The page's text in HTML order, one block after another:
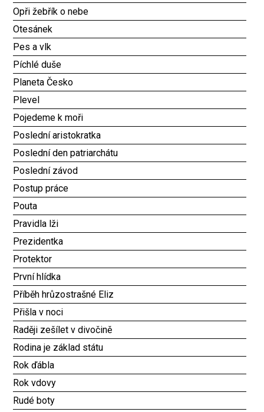
Opři žebřík o nebe
Otesánek
Pes a vlk
Píchlé duše
Planeta Česko
Plevel
Pojedeme k moři
Poslední aristokratka
Poslední den patriarchátu
Poslední závod
Postup práce
Pouta
Pravidla lži
Prezidentka
Protektor
První hlídka
Příběh hrůzostrašné Eliz
Přišla v noci
Raději zešílet v divočině
Rodina je základ státu
Rok ďábla
Rok vdovy
Rudé boty